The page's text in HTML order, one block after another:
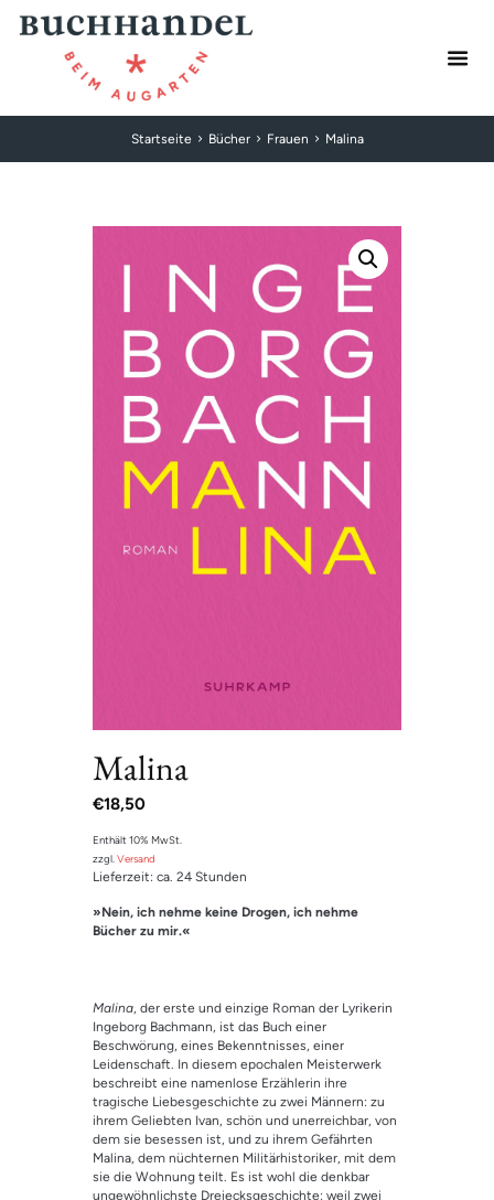
Startseite Bücher Frauen Malina
Malina
€18,50
Enthält 10% MwSt.
zzgl. Versand
Lieferzeit: ca. 24 Stunden
»Nein, ich nehme keine Drogen, ich nehme
Bücher zu mir.«
Malina, der erste und einzige Roman der Lyrikerin
Ingeborg Bachmann, ist das Buch einer
Beschwörung, eines Bekenntnisses, einer
Leidenschaft. In diesem epochalen Meisterwerk
beschreibt eine namenlose Erzählerin ihre
tragische Liebesgeschichte zu zwei Männern: zu
ihrem Geliebten Ivan, schön und unerreichbar, von
dem sie besessen ist, und zu ihrem Gefährten
Malina, dem nüchternen Militärhistoriker, mit dem
sie die Wohnung teilt. Es ist wohl die denkbar
ungewöhnlichste Dreiecksgeschichte: weil zwei